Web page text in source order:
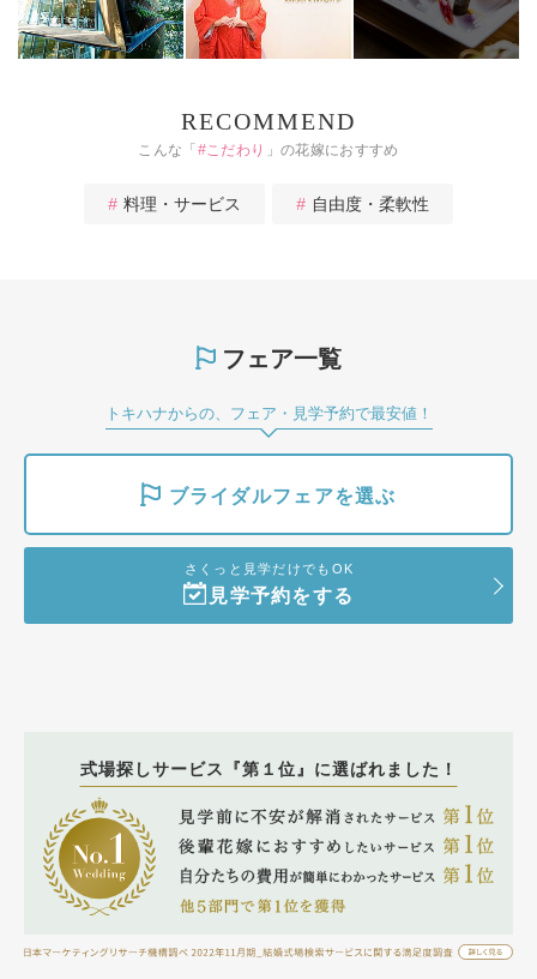
RECOMMEND
こんな「#こだわり 」の花嫁におすすめ
料理・サービス 自由度・柔軟性
フェア一覧
トキハナからの、フェア・見学予約で最安値！
ブライダルフェアを選ぶ
さくっと見学だけでもOK
見学予約をする
式場探しサービス『第１位』に選ばれました！